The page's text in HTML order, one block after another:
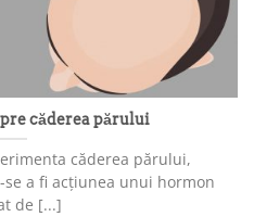
căderea părului
căderea părului,
a fi acțiunea unui hormon
de [...]